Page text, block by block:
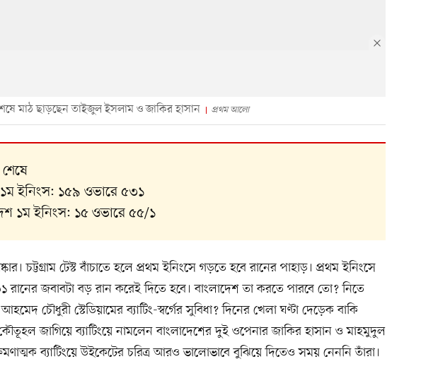
মাঠ ছাড়ছেন তাইজুল ইসলাম ও জাকির হাসান প্রথম আলো
১ম ইনিংস: ১৫৯ ওভারে ৫৩১
১ম ইনিংস: ১৫ ওভারে ৫৫/১
চট্টগ্রাম টেস্ট বাঁচাতে হলে প্রথম ইনিংসে গড়তে হবে রানের পাহাড়। প্রথম ইনিংসে
রানের জবাবটা বড় রান করেই দিতে হবে। বাংলাদেশ তা করতে পারবে তো? নিতে
চৌধুরী স্টেডিয়ামের ব্যাটিং-স্বর্গের সুবিধা? দিনের খেলা ঘণ্টা দেড়েক বাকি
জাগিয়ে ব্যাটিংয়ে নামলেন বাংলাদেশের দুই ওপেনার জাকির হাসান ও মাহমুদুল
ব্যাটিংয়ে উইকেটের চরিত্র আরও ভালোভাবে বুঝিয়ে দিতেও সময় নেননি তাঁরা।